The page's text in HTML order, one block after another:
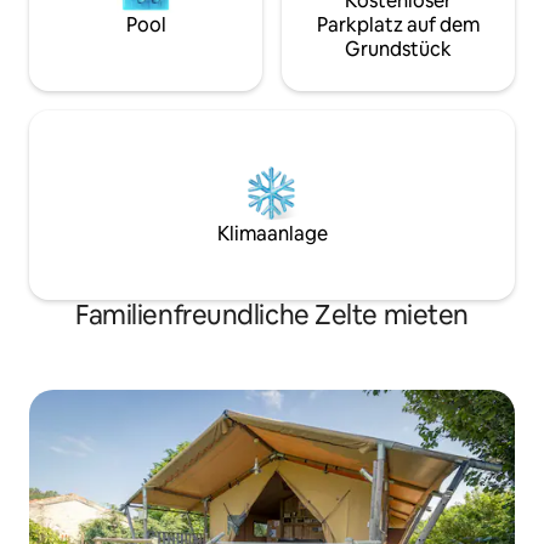
Pool
Parkplatz auf dem
Grundstück
Klimaanlage
Familienfreundliche Zelte mieten